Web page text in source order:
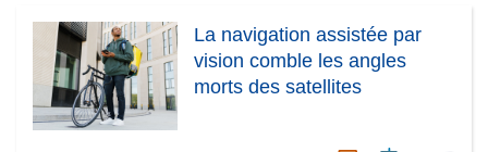
La navigation assistée par
vision comble les angles
morts des satellites